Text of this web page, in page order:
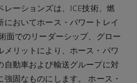
レーションズは、ICE技術、燃
においてホース・パワートレイ
面でのリーダーシップ、グロー
メリットにより、ホース・パワ
自動車および輸送グループに対
固なものにします。 ホース・